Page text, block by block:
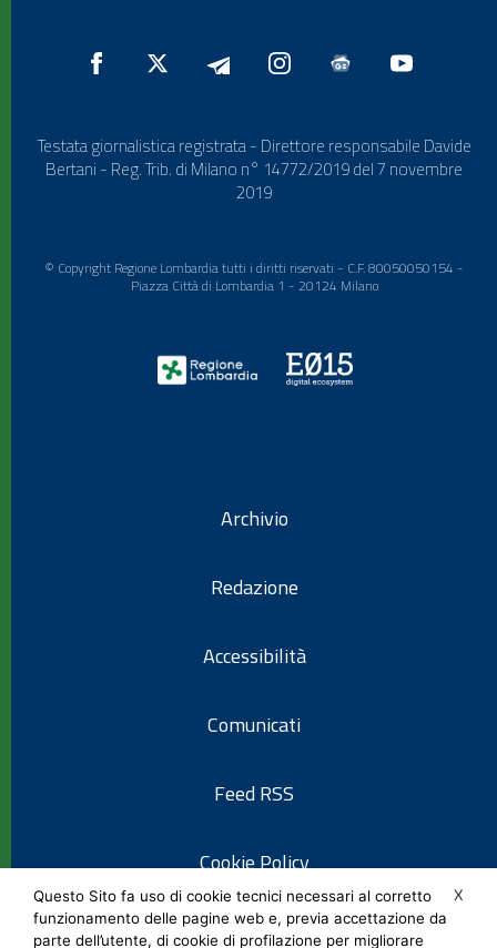
Testata giornalistica registrata - Direttore responsabile Davide
Bertani - Reg. Trib. di Milano n° 14772/2019 del 7 novembre
2019
© Copyright Regione Lombardia tutti i diritti riservati - C.F. 80050050154 -
Piazza Città di Lombardia 1 - 20124 Milano
Archivio
Redazione
Accessibilità
Comunicati
Feed RSS
Cookie Policy
Informativa privacy
X
Questo Sito fa uso di cookie tecnici necessari al corretto
funzionamento delle pagine web e, previa accettazione da
parte dell’utente, di cookie di profilazione per migliorare